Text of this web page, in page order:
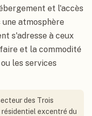
et l'accès
une atmosphère
s'adresse à ceux
et la commodité
les services
des Trois
excentré du